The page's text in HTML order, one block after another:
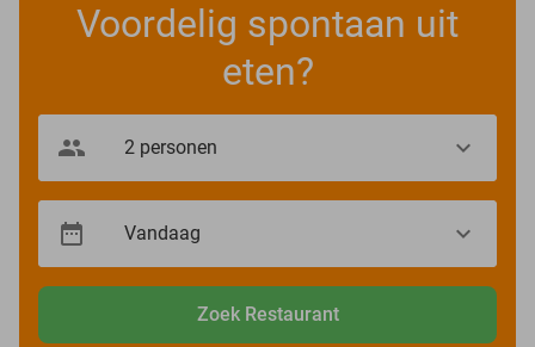
Voordelig spontaan uit
eten?
Zoek Restaurant